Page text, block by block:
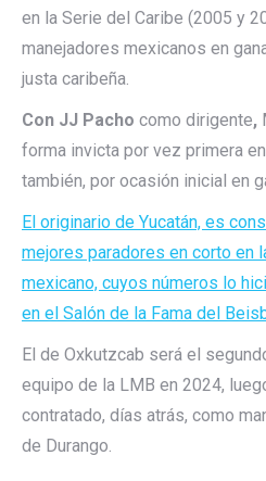
en la Serie del Caribe (2005 y
manejadores mexicanos en
justa caribeña.
Con JJ Pacho como dirigente,
forma invicta por vez primera
también, por ocasión inicial en
El originario de Yucatán, es
mejores paradores en corto en
mexicano, cuyos números lo
en el Salón de la Fama del
El de Oxkutzcab será el
equipo de la LMB en 2024,
contratado, días atrás, como
de Durango.